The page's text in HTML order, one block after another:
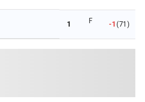
1 F -1(71)